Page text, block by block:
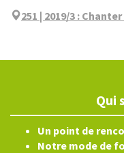
251 | 2019/3 :
Qui
Un point de
Notre mode de